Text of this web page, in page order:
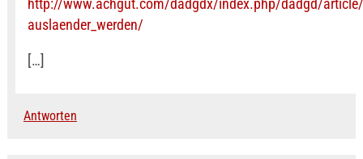
http://www.achgut.com/dadgdx/index.php/dadgd/article/
auslaender_werden/
[…]
Antworten